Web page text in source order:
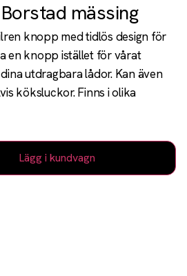
mässing
knopp med tidlös design för
en knopp istället för vårat
utdragbara lådor. Kan även
köksluckor. Finns i olika
Lägg i kundvagn